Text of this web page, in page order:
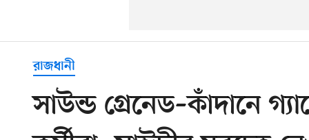
রাজধানী
সাউন্ড গ্রেনেড–কাঁদানে